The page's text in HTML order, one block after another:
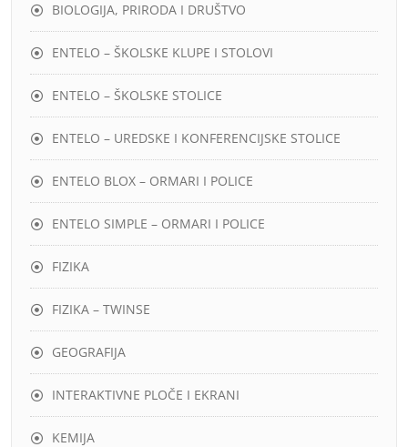
BIOLOGIJA, PRIRODA I DRUŠTVO
ENTELO – ŠKOLSKE KLUPE I STOLOVI
ENTELO – ŠKOLSKE STOLICE
ENTELO – UREDSKE I KONFERENCIJSKE STOLICE
ENTELO BLOX – ORMARI I POLICE
ENTELO SIMPLE – ORMARI I POLICE
FIZIKA
FIZIKA – TWINSE
GEOGRAFIJA
INTERAKTIVNE PLOČE I EKRANI
KEMIJA